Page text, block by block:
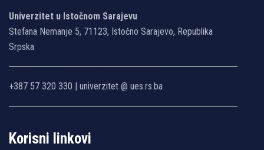
Univerzitet u Istočnom Sarajevu
Stefana Nemanje 5, 71123, Istočno Sarajevo, Republika
Srpska
+387 57 320 330 | univerzitet @ ues.rs.ba
Korisni linkovi